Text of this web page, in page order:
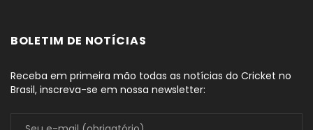
BOLETIM DE NOTÍCIAS
Receba em primeira mão todas as notícias do Cricket no
Brasil, inscreva-se em nossa newsletter: